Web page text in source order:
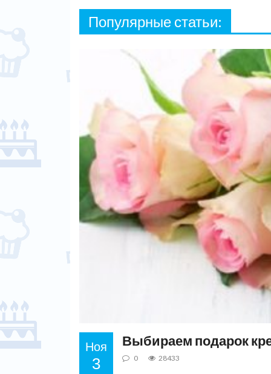
Популярные статьи:
Ноя
3
Выбираем подарок
0 28433